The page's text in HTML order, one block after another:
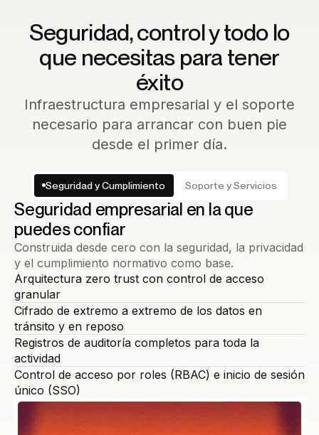
Seguridad, control y todo lo
que necesitas para tener
éxito
Infraestructura empresarial y el soporte
necesario para arrancar con buen pie
desde el primer día.
Seguridad y Cumplimiento Soporte y Servicios
Seguridad empresarial en la que
puedes confiar
Construida desde cero con la seguridad, la privacidad
y el cumplimiento normativo como base.
Arquitectura zero trust con control de acceso
granular
Cifrado de extremo a extremo de los datos en
tránsito y en reposo
Registros de auditoría completos para toda la
actividad
Control de acceso por roles (RBAC) e inicio de sesión
único (SSO)